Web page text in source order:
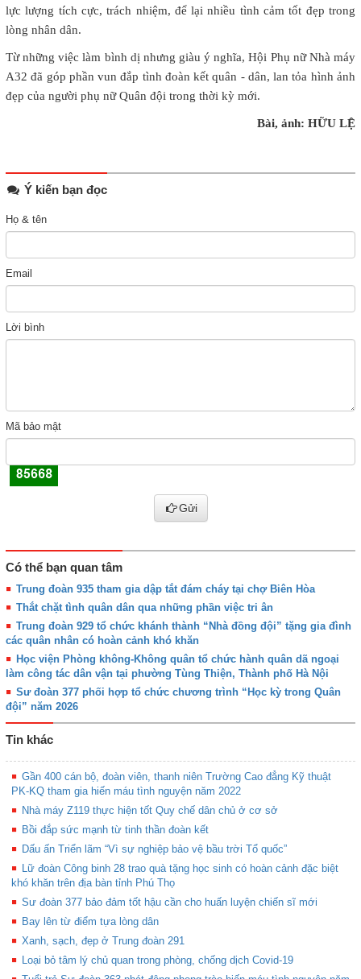
lực lượng tích cực, trách nhiệm, để lại nhiều tình cảm tốt đẹp trong
lòng nhân dân.
Từ những việc làm bình dị nhưng giàu ý nghĩa, Hội Phụ nữ Nhà máy
A32 đã góp phần vun đắp tình đoàn kết quân - dân, lan tỏa hình ảnh
đẹp của người phụ nữ Quân đội trong thời kỳ mới.
Bài, ảnh: HỮU LỆ
Ý kiến bạn đọc
Họ & tên
Email
Lời bình
Mã bảo mật
Gửi
Có thể bạn quan tâm
Trung đoàn 935 tham gia dập tắt đám cháy tại chợ Biên Hòa
Thắt chặt tình quân dân qua những phần việc tri ân
Trung đoàn 929 tổ chức khánh thành “Nhà đồng đội” tặng gia đình
các quân nhân có hoàn cảnh khó khăn
Học viện Phòng không-Không quân tổ chức hành quân dã ngoại
làm công tác dân vận tại phường Tùng Thiện, Thành phố Hà Nội
Sư đoàn 377 phối hợp tổ chức chương trình “Học kỳ trong Quân
đội” năm 2026
Tin khác
Gần 400 cán bộ, đoàn viên, thanh niên Trường Cao đẳng Kỹ thuật
PK-KQ tham gia hiến máu tình nguyện năm 2022
Nhà máy Z119 thực hiện tốt Quy chế dân chủ ở cơ sở
Bồi đắp sức mạnh từ tinh thần đoàn kết
Dấu ấn Triển lãm “Vì sự nghiệp bảo vệ bầu trời Tổ quốc”
Lữ đoàn Công binh 28 trao quà tặng học sinh có hoàn cảnh đặc biệt
khó khăn trên địa bàn tỉnh Phú Thọ
Sư đoàn 377 bảo đảm tốt hậu cần cho huấn luyện chiến sĩ mới
Bay lên từ điểm tựa lòng dân
Xanh, sạch, đẹp ở Trung đoàn 291
Loại bỏ tâm lý chủ quan trong phòng, chống dịch Covid-19